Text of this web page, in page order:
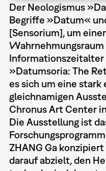
Der Neologismus
Begriffe »Datum«
[Sensorium], um
Wahrnehmungsraum
Informationszeitalter
»Datumsoria: The
es sich um eine
gleichnamigen
Chronus Art Center
Die Ausstellung ist
ZHANG Ga
darauf abzielt, den